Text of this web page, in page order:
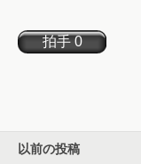
以前の投稿